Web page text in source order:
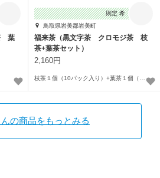
葉
則定 希
鳥取県岩美郡岩美町
福来茶（黒文字茶 クロモジ茶 枝
茶+葉茶セット）
2,160円
枝茶１個（10パック入り）+葉茶１個（１２パック入り）
の商品をもっとみる